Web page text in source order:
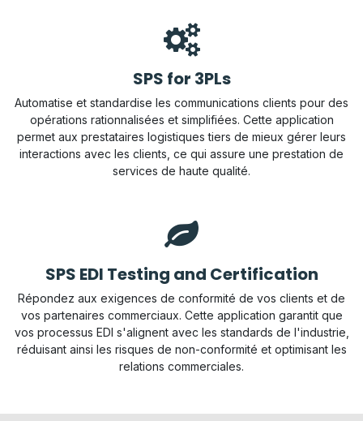
SPS for 3PLs
Automatise et standardise les communications clients pour des
opérations rationnalisées et simplifiées. Cette application
permet aux prestataires logistiques tiers de mieux gérer leurs
interactions avec les clients, ce qui assure une prestation de
services de haute qualité.
SPS EDI Testing and Certification
Répondez aux exigences de conformité de vos clients et de
vos partenaires commerciaux. Cette application garantit que
vos processus EDI s'alignent avec les standards de l'industrie,
réduisant ainsi les risques de non-conformité et optimisant les
relations commerciales.